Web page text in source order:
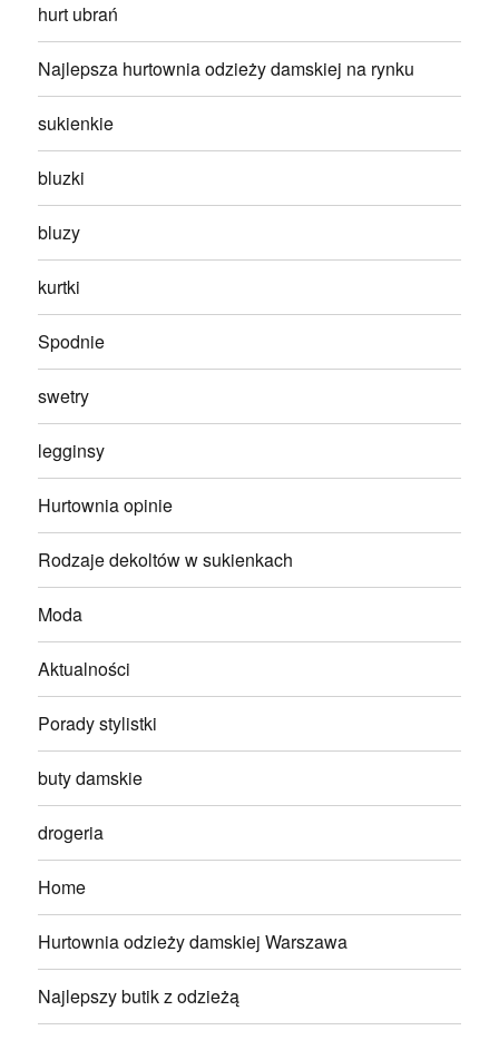
hurt ubrań
Najlepsza hurtownia odzieży damskiej na rynku
sukienkie
bluzki
bluzy
kurtki
Spodnie
swetry
legginsy
Hurtownia opinie
Rodzaje dekoltów w sukienkach
Moda
Aktualności
Porady stylistki
buty damskie
drogeria
Home
Hurtownia odzieży damskiej Warszawa
Najlepszy butik z odzieżą